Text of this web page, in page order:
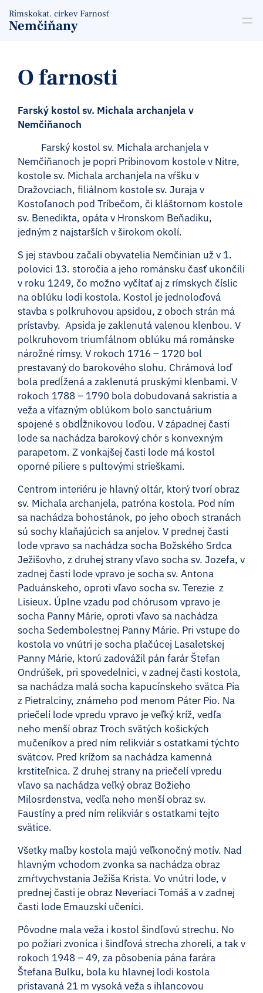
Rímskokat. cirkev Farnosť
Nemčiňany
O farnosti
Farský kostol sv. Michala archanjela v
Nemčiňanoch
Farský kostol sv. Michala archanjela v
Nemčiňanoch je popri Pribinovom kostole v Nitre,
kostole sv. Michala archanjela na vŕšku v
Dražovciach, filiálnom kostole sv. Juraja v
Kostoľanoch pod Tríbečom, či kláštornom kostole
sv. Benedikta, opáta v Hronskom Beňadiku,
jedným z najstarších v širokom okolí.
S jej stavbou začali obyvatelia Nemčinian už v 1.
polovici 13. storočia a jeho románsku časť ukončili
v roku 1249, čo možno vyčítať aj z rímskych číslic
na oblúku lodi kostola. Kostol je jednoloďová
stavba s polkruhovou apsidou, z oboch strán má
prístavby. Apsida je zaklenutá valenou klenbou. V
polkruhovom triumfálnom oblúku má románske
nárožné rímsy. V rokoch 1716 – 1720 bol
prestavaný do barokového slohu. Chrámová loď
bola predĺžená a zaklenutá pruskými klenbami. V
rokoch 1788 – 1790 bola dobudovaná sakristia a
veža a víťazným oblúkom bolo sanctuárium
spojené s obdĺžnikovou loďou. V západnej časti
lode sa nachádza barokový chór s konvexným
parapetom. Z vonkajšej časti lode má kostol
oporné piliere s pultovými strieškami.
Centrom interiéru je hlavný oltár, ktorý tvorí obraz
sv. Michala archanjela, patróna kostola. Pod ním
sa nachádza bohostánok, po jeho oboch stranách
sú sochy klaňajúcich sa anjelov. V prednej časti
lode vpravo sa nachádza socha Božského Srdca
Ježišovho, z druhej strany vľavo socha sv. Jozefa, v
zadnej časti lode vpravo je socha sv. Antona
Paduánskeho, oproti vľavo socha sv. Terezie z
Lisieux. Úplne vzadu pod chórusom vpravo je
socha Panny Márie, oproti vľavo sa nachádza
socha Sedembolestnej Panny Márie. Pri vstupe do
kostola vo vnútri je socha plačúcej Lasaletskej
Panny Márie, ktorú zadovážil pán farár Štefan
Ondrúšek, pri spovedelnici, v zadnej časti kostola,
sa nachádza malá socha kapucínskeho svätca Pia
z Pietralciny, známeho pod menom Páter Pio. Na
priečelí lode vpredu vpravo je veľký kríž, vedľa
neho menší obraz Troch svätých košických
mučeníkov a pred ním relikviár s ostatkami týchto
svätcov. Pred krížom sa nachádza kamenná
krstiteľnica. Z druhej strany na priečelí vpredu
vľavo sa nachádza veľký obraz Božieho
Milosrdenstva, vedľa neho menší obraz sv.
Faustíny a pred ním relikviár s ostatkami tejto
svätice.
Všetky maľby kostola majú veľkonočný motív. Nad
hlavným vchodom zvonka sa nachádza obraz
zmŕtvychvstania Ježiša Krista. Vo vnútri lode, v
prednej časti je obraz Neveriaci Tomáš a v zadnej
časti lode Emauzskí učeníci.
Pôvodne mala veža i kostol šindľovú strechu. No
po požiari zvonica i šindľová strecha zhoreli, a tak v
rokoch 1948 – 49, za pôsobenia pána farára
Štefana Bulku, bola ku hlavnej lodi kostola
pristavaná 21 m vysoká veža s ihlancovou